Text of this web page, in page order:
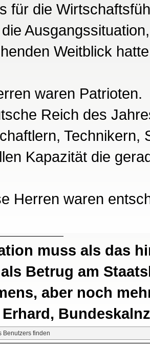
für die
Weitblick
waren Patrioten.
Reich des
Technikern,
Kapazität die
Herren waren
muss als das
Betrug am
aber noch